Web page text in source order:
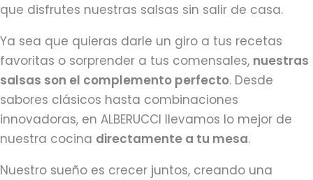
que disfrutes nuestras salsas sin salir de casa.
Ya sea que quieras darle un giro a tus recetas
favoritas o sorprender a tus comensales, nuestras
salsas son el complemento perfecto. Desde
sabores clásicos hasta combinaciones
innovadoras, en ALBERUCCI llevamos lo mejor de
nuestra cocina directamente a tu mesa.
Nuestro sueño es crecer juntos, creando una